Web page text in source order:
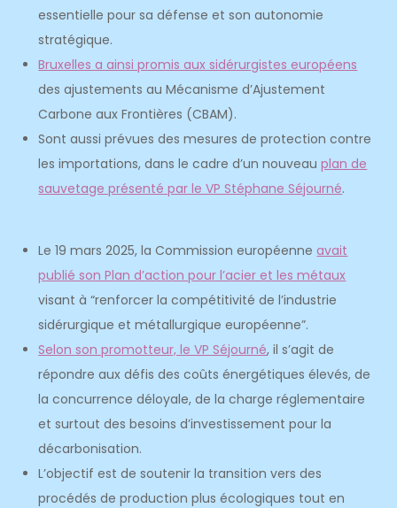
essentielle pour sa défense et son autonomie
stratégique.
Bruxelles a ainsi promis aux sidérurgistes européens
des ajustements au Mécanisme d’Ajustement
Carbone aux Frontières (CBAM).
Sont aussi prévues des mesures de protection contre
les importations, dans le cadre d’un nouveauplan de
sauvetage présenté par le VP Stéphane Séjourné.
Le 19 mars 2025, la Commission européenneavait
publié son Plan d’action pour l’acier et les métaux
visant à “renforcer la compétitivité de l’industrie
sidérurgique et métallurgique européenne”.
Selon son promotteur, le VP Séjourné, il s’agit de
répondre aux défis des coûts énergétiques élevés, de
la concurrence déloyale, de la charge réglementaire
et surtout des besoins d’investissement pour la
décarbonisation.
L’objectif est de soutenir la transition vers des
procédés de production plus écologiques tout en